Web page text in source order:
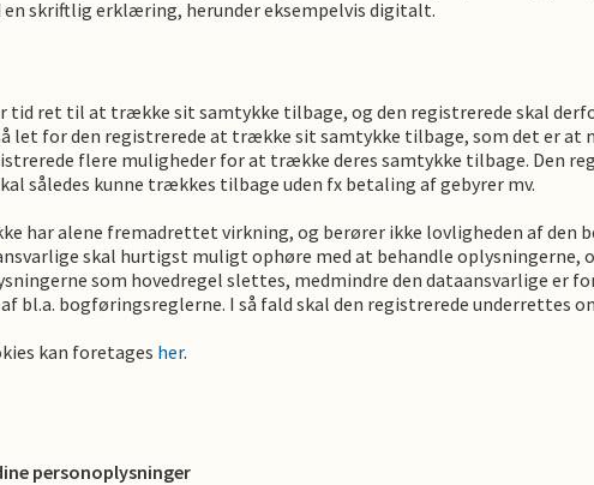
en skriftlig erklæring, herunder eksempelvis digitalt.
tid ret til at trække sit samtykke tilbage, og den registrerede skal
let for den registrerede at trække sit samtykke tilbage, som det er at
flere muligheder for at trække deres samtykke tilbage. Den
således kunne trækkes tilbage uden fx betaling af gebyrer mv.
har alene fremadrettet virkning, og berører ikke lovligheden af den
skal hurtigst muligt ophøre med at behandle oplysningerne,
som hovedregel slettes, medmindre den dataansvarlige
bl.a. bogføringsreglerne. I så fald skal den registrerede underrettes
kan foretages her.
personoplysninger